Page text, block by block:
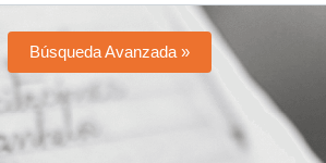
Búsqueda Avanzada »